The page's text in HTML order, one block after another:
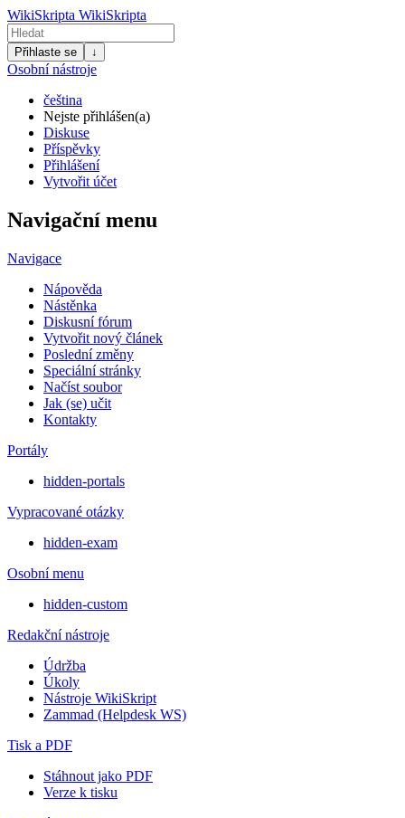
WikiSkripta WikiSkripta
Přihlaste se ↓
Osobní nástroje
čeština
Nejste přihlášen(a)
Diskuse
Příspěvky
Přihlášení
Vytvořit účet
Navigační menu
Navigace
Nápověda
Nástěnka
Diskusní fórum
Vytvořit nový článek
Poslední změny
Speciální stránky
Načíst soubor
Jak (se) učit
Kontakty
Portály
hidden-portals
Vypracované otázky
hidden-exam
Osobní menu
hidden-custom
Redakční nástroje
Údržba
Úkoly
Nástroje WikiSkript
Zammad (Helpdesk WS)
Tisk a PDF
Stáhnout jako PDF
Verze k tisku